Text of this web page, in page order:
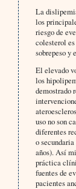
La
los
riesgo de
colesterol
sobrepeso y
El elevado
los
demostrado
uso no son
diferentes
o
años). Así
práctica
fuentes de
pacientes